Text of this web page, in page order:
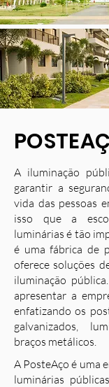
A iluminação
garantir a
vida das pessoas
isso que a
luminárias é tão
é uma fábrica de
oferece soluções
iluminação
apresentar a
enfatizando os
galvanizados,
braços metálicos.
A PosteAço é uma
luminárias